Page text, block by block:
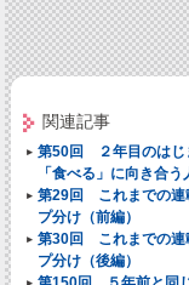
関連記事
第50回 ２年目のはじ
「食べる」に向き合
第29回 これまでの連
プ分け（前編）
第30回 これまでの連
プ分け（後編）